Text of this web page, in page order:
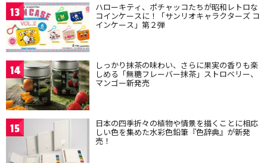
13 ハローキティ、ポチャッコたちが昭和レトロな
コインケースに！「サンリオキャラクターズ コ
インケース」第２弾
14 しっかり抹茶の味わい、さらに果実の香りも楽
しめる「無糖フレーバー抹茶」ストロベリー、
マンゴー新発売
15 日本の四季折々の植物や情景を描くことに相応
しい色を集めた水彩色鉛筆『色辞典』が新発
売！